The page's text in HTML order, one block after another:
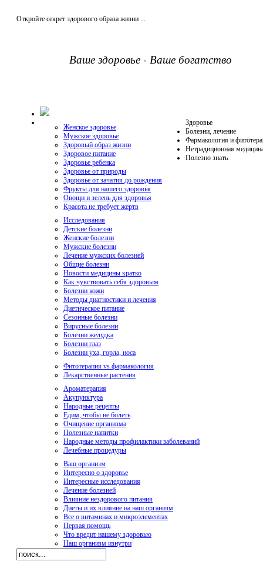
Откройте секрет здорового образа жизни ...
Ваше здоровье - Ваше богатство
Здоровье
Женское здоровье
Мужское здоровье
Здоровый образ жизни
Здоровое питание
Здоровье ребенка
Здоровье от природы
Здоровье от зачатия до рождения
Фрукты для нашего здоровья
Овощи и зелень для здоровья
Красота не требует жертв
Болезни, лечение
Исследования
Детские болезни
Женские болезни
Мужские болезни
Лечение мужских болезней
Общие болезни
Новости медицины кратко
Как чувствовать себя здоровым
Болезни кожи
Методы диагностики и лечения
Диетическое питание
Сезонные болезни
Вирусные болезни
Болезни желудка
Болезни глаз
Болезни уха, горла, носа
Фармакология и
Фитотерапия vs фармакология
Лекарственные растения
Нетрадиционная
Ароматерапия
Акупунктура
Народные рецепты
Едим, чтобы не болеть
Очищение организма
Полезные напитки
Народные методы профилактики заболеваний
Лечебные процедуры
Полезно знать
Ваш организм
Интересно о здоровье
Интересные исследования
Лечение болезней
Влияние нездорового питания
Диеты и их влияние на наш организм
Все о витаминах и микроэлементах
Первая помощь
Что вредит нашему здоровью
Наш организм изнутри